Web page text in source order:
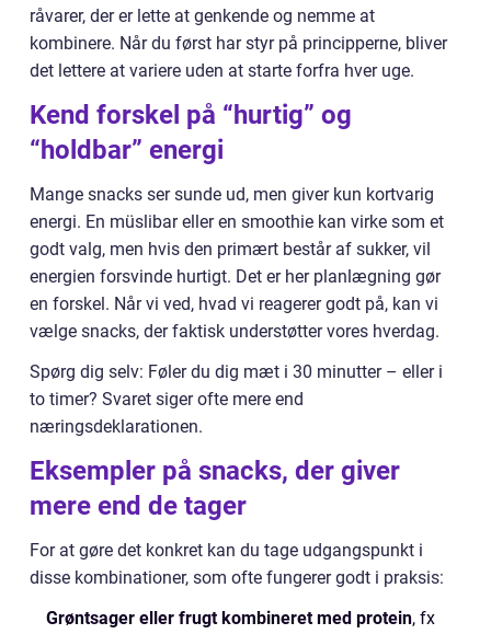
råvarer, der er lette at genkende og nemme at
kombinere. Når du først har styr på principperne, bliver
det lettere at variere uden at starte forfra hver uge.
Kend forskel på “hurtig” og
“holdbar” energi
Mange snacks ser sunde ud, men giver kun kortvarig
energi. En müslibar eller en smoothie kan virke som et
godt valg, men hvis den primært består af sukker, vil
energien forsvinde hurtigt. Det er her planlægning gør
en forskel. Når vi ved, hvad vi reagerer godt på, kan vi
vælge snacks, der faktisk understøtter vores hverdag.
Spørg dig selv: Føler du dig mæt i 30 minutter – eller i
to timer? Svaret siger ofte mere end
næringsdeklarationen.
Eksempler på snacks, der giver
mere end de tager
For at gøre det konkret kan du tage udgangspunkt i
disse kombinationer, som ofte fungerer godt i praksis:
Grøntsager eller frugt kombineret med protein, fx